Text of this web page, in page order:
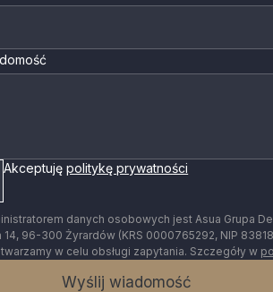
Akceptuję politykę prywatności
danych osobowych jest Asua Grupa
14, 96-300 Żyrardów (KRS 0000765292, NIP
w celu obsługi zapytania. Szczegóły w
Wyślij wiadomość